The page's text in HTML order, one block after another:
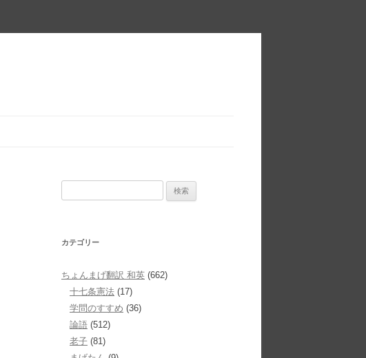
カテゴリー
ちょんまげ翻訳 和英 (662)
十七条憲法 (17)
学問のすすめ (36)
論語 (512)
老子 (81)